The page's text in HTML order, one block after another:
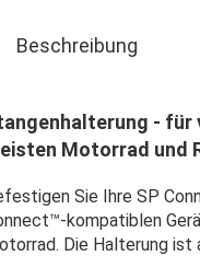
Beschreibung
- für
Motorrad und
Sie Ihre SP
kompatiblen
Die Halterung ist